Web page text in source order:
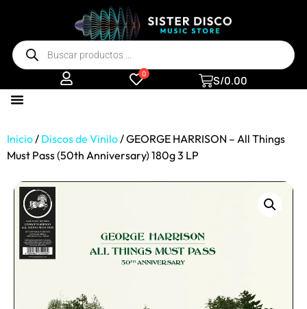
0 S/0.00
Inicio/ Discos de Vinilo/ GEORGE HARRISON – All Things
Must Pass (50th Anniversary) 180g 3 LP